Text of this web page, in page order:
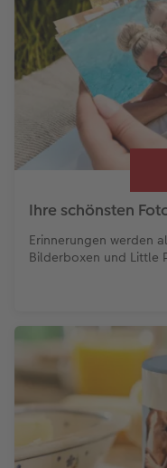
Ihre schönsten
Erinnerungen werden
Bilderboxen und Little